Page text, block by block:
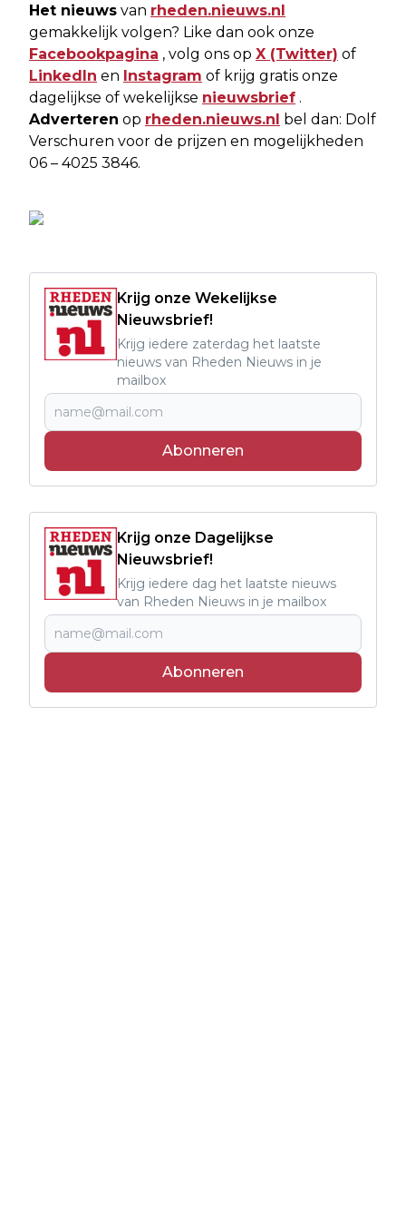
Het nieuws van rheden.nieuws.nl
gemakkelijk volgen? Like dan ook onze
Facebookpagina , volg ons op X (Twitter) of
LinkedIn en Instagram of krijg gratis onze
dagelijkse of wekelijkse nieuwsbrief .
Adverteren op rheden.nieuws.nl bel dan: Dolf
Verschuren voor de prijzen en mogelijkheden
06 – 4025 3846.
Krijg onze Wekelijkse
Nieuwsbrief!
Krijg iedere zaterdag het laatste
nieuws van Rheden Nieuws in je
mailbox
Abonneren
Krijg onze Dagelijkse
Nieuwsbrief!
Krijg iedere dag het laatste nieuws
van Rheden Nieuws in je mailbox
Abonneren